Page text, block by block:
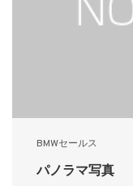
BMWセールス
パノラマ写真